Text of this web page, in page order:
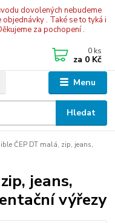
dovolených nebudeme
. Také se to tyká i
za pochopení .
Menu
Hledat
0 ks
za 0 Kč
ČEP DT malá, zip, jeans,
jeans,
výřezy